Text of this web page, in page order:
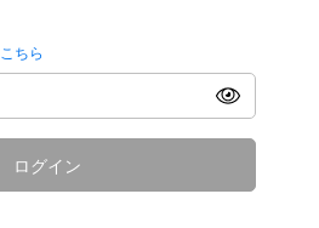
こちら
ログイン